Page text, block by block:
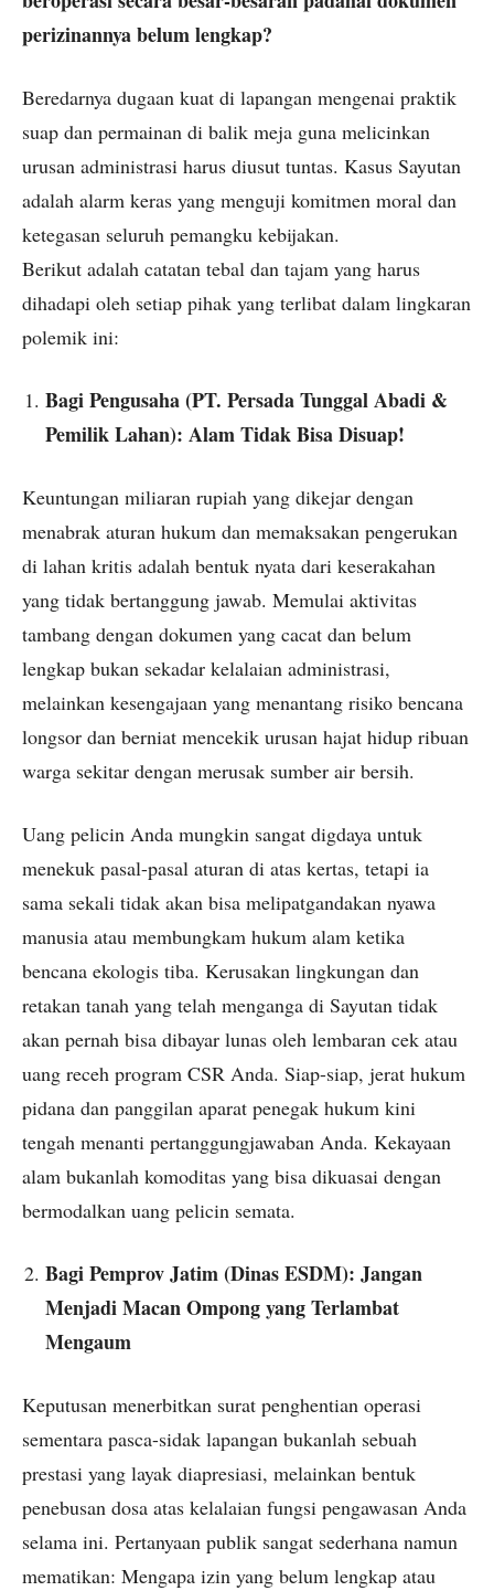
perizinannya belum lengkap?
Beredarnya dugaan kuat di lapangan mengenai praktik
suap dan permainan di balik meja guna melicinkan
urusan administrasi harus diusut tuntas. Kasus Sayutan
adalah alarm keras yang menguji komitmen moral dan
ketegasan seluruh pemangku kebijakan.
Berikut adalah catatan tebal dan tajam yang harus
dihadapi oleh setiap pihak yang terlibat dalam lingkaran
polemik ini:
Bagi Pengusaha (PT. Persada Tunggal Abadi &
Pemilik Lahan): Alam Tidak Bisa Disuap!
Keuntungan miliaran rupiah yang dikejar dengan
menabrak aturan hukum dan memaksakan pengerukan
di lahan kritis adalah bentuk nyata dari keserakahan
yang tidak bertanggung jawab. Memulai aktivitas
tambang dengan dokumen yang cacat dan belum
lengkap bukan sekadar kelalaian administrasi,
melainkan kesengajaan yang menantang risiko bencana
longsor dan berniat mencekik urusan hajat hidup ribuan
warga sekitar dengan merusak sumber air bersih.
Uang pelicin Anda mungkin sangat digdaya untuk
menekuk pasal-pasal aturan di atas kertas, tetapi ia
sama sekali tidak akan bisa melipatgandakan nyawa
manusia atau membungkam hukum alam ketika
bencana ekologis tiba. Kerusakan lingkungan dan
retakan tanah yang telah menganga di Sayutan tidak
akan pernah bisa dibayar lunas oleh lembaran cek atau
uang receh program CSR Anda. Siap-siap, jerat hukum
pidana dan panggilan aparat penegak hukum kini
tengah menanti pertanggungjawaban Anda. Kekayaan
alam bukanlah komoditas yang bisa dikuasai dengan
bermodalkan uang pelicin semata.
Bagi Pemprov Jatim (Dinas ESDM): Jangan
Menjadi Macan Ompong yang Terlambat
Mengaum
Keputusan menerbitkan surat penghentian operasi
sementara pasca-sidak lapangan bukanlah sebuah
prestasi yang layak diapresiasi, melainkan bentuk
penebusan dosa atas kelalaian fungsi pengawasan Anda
selama ini. Pertanyaan publik sangat sederhana namun
mematikan: Mengapa izin yang belum lengkap atau